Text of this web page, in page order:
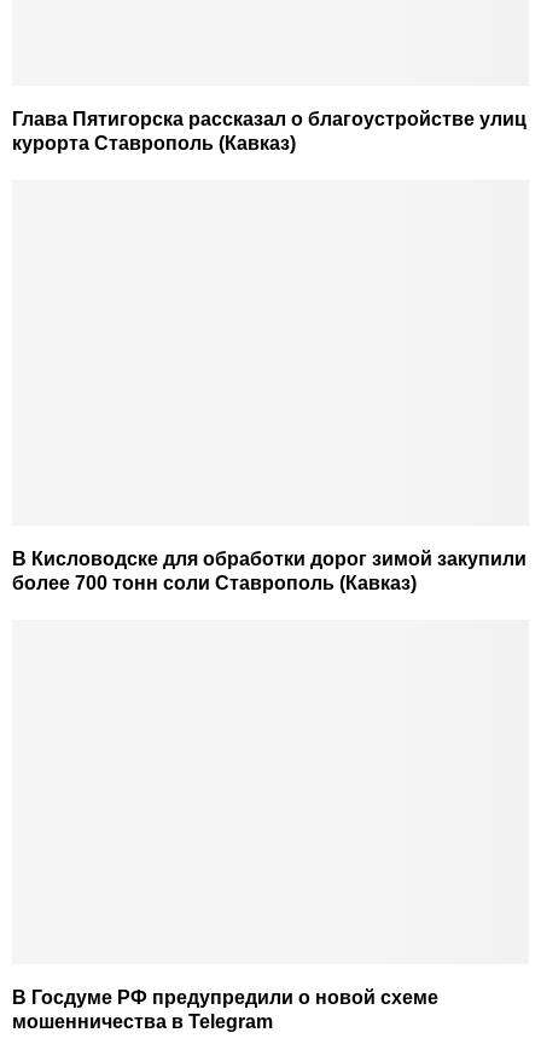
Глава Пятигорска рассказал о благоустройстве улиц
курорта Ставрополь (Кавказ)
В Кисловодске для обработки дорог зимой закупили
более 700 тонн соли Ставрополь (Кавказ)
В Госдуме РФ предупредили о новой схеме
мошенничества в Telegram